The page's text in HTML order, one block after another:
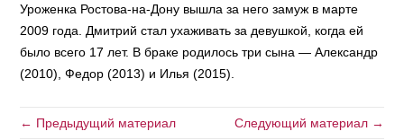
Уроженка Ростова-на-Дону вышла за него замуж в марте
2009 года. Дмитрий стал ухаживать за девушкой, когда ей
было всего 17 лет. В браке родилось три сына — Александр
(2010), Федор (2013) и Илья (2015).
← Предыдущий материал Следующий материал →